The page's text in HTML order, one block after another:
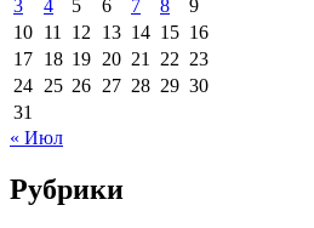
3
4 5 6 7 8
9
10 11 12 13 14 15 16
17 18 19 20 21 22 23
24 25 26 27 28 29 30
31
« Июл
Рубрики